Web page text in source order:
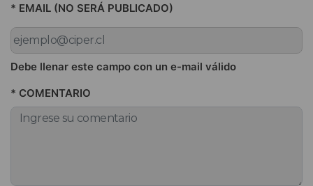
* EMAIL (NO SERÁ PUBLICADO)
Debe llenar este campo con un e-mail válido
* COMENTARIO